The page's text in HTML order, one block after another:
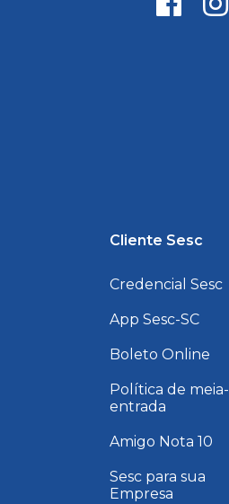
Cliente Sesc
Credencial Sesc
App Sesc-SC
Boleto Online
Política de meia-
entrada
Amigo Nota 10
Sesc para sua
Empresa